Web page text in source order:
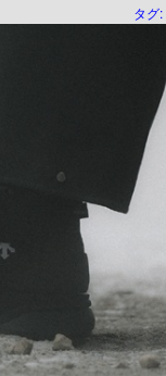
タグ: